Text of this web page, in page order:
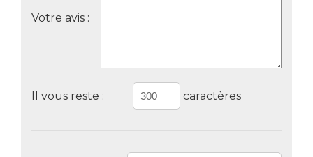
Votre avis :
Il vous reste : caractères